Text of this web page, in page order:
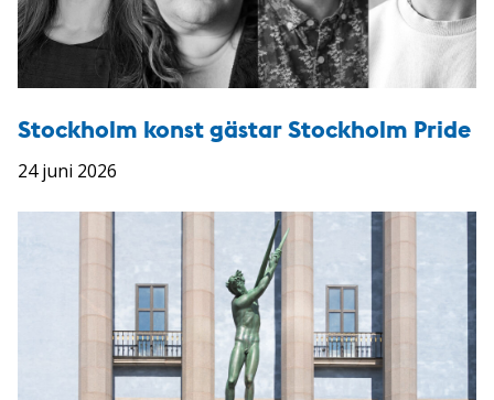
Stockholm konst gästar Stockholm Pride
24 juni 2026